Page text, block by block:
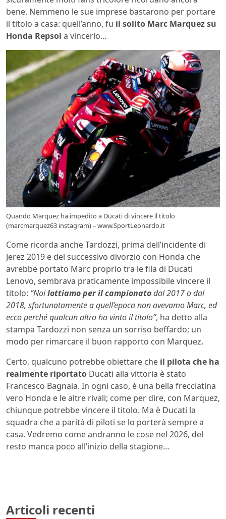
bene. Nemmeno le sue imprese bastarono per portare
il titolo a casa: quell’anno, fu il solito Marc Marquez su
Honda Repsol a vincerlo…
Quando Marquez ha impedito a Ducati di vincere il titolo
(marcmarquez63 instagram) – www.SportLeonardo.it
Come ricorda anche Tardozzi, prima dell’incidente di
Jerez 2019 e del successivo divorzio con Honda che
avrebbe portato Marc proprio tra le fila di Ducati
Lenovo, sembrava praticamente impossibile vincere il
titolo: “Noilottiamo per il campionatodal 2017 o dal
2018, sfortunatamente a quell’epoca non avevamo Marc, ed
ecco perché qualcun altro ha vinto il titolo”, ha detto alla
stampa Tardozzi non senza un sorriso beffardo; un
modo per rimarcare il buon rapporto con Marquez.
Certo, qualcuno potrebbe obiettare che il pilota che ha
realmente riportato Ducati alla vittoria è stato
Francesco Bagnaia. In ogni caso, è una bella frecciatina
vero Honda e le altre rivali; come per dire, con Marquez,
chiunque potrebbe vincere il titolo. Ma è Ducati la
squadra che a parità di piloti se lo porterà sempre a
casa. Vedremo come andranno le cose nel 2026, del
resto manca poco all’inizio della stagione…
Articoli recenti